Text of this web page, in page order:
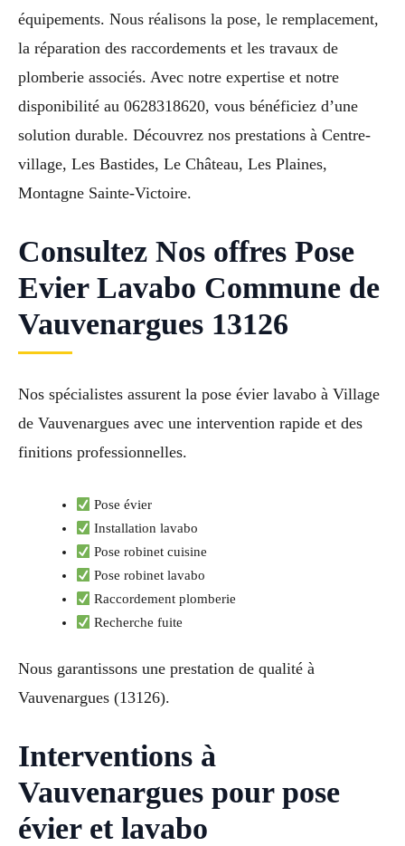
équipements. Nous réalisons la pose, le remplacement,
la réparation des raccordements et les travaux de
plomberie associés. Avec notre expertise et notre
disponibilité au 0628318620, vous bénéficiez d’une
solution durable. Découvrez nos prestations à Centre-
village, Les Bastides, Le Château, Les Plaines,
Montagne Sainte-Victoire.
Consultez Nos offres Pose
Evier Lavabo Commune de
Vauvenargues 13126
Nos spécialistes assurent la pose évier lavabo à Village
de Vauvenargues avec une intervention rapide et des
finitions professionnelles.
Pose évier
Installation lavabo
Pose robinet cuisine
Pose robinet lavabo
Raccordement plomberie
Recherche fuite
Nous garantissons une prestation de qualité à
Vauvenargues (13126).
Interventions à
Vauvenargues pour pose
évier et lavabo